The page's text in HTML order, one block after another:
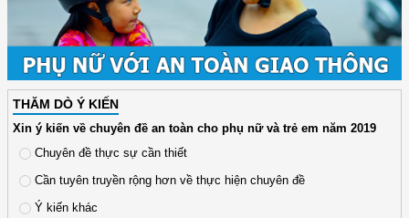
THĂM DÒ Ý KIẾN
Xin ý kiến về chuyên đề an toàn cho phụ nữ và trẻ em năm 2019
Chuyên đề thực sự cần thiết
Cần tuyên truyền rộng hơn về thực hiện chuyên đề
Ý kiến khác